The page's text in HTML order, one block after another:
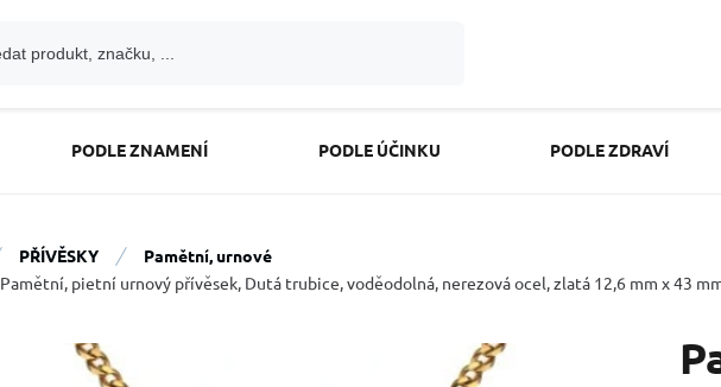
PODLE ZNAMENÍ PODLE ÚČINKU PODLE ZDRAVÍ
PŘÍVĚSKY
Pamětní, urnové
Pamětní, pietní urnový přívěsek, Dutá trubice, voděodolná, nerezová ocel, zlatá 12,6 mm x 43